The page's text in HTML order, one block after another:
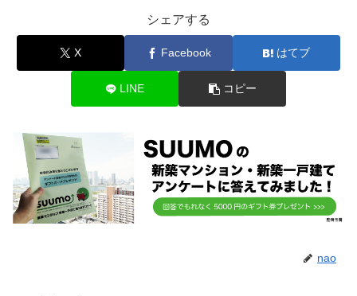
シェアする
X Facebook はてブ
LINE コピー
nao